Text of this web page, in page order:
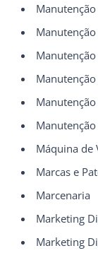
Máquina de
Marcas e
Marcenaria
Marketing
Marketing